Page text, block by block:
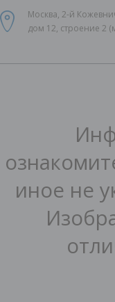
Москва, 2-й
дом 12, строение 2
иное не